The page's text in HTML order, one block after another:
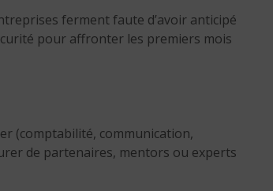
ferment faute d’avoir anticipé
pour affronter les premiers mois
(comptabilité, communication,
de partenaires, mentors ou experts